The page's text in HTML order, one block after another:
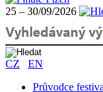
25 – 30/09/2026
CZ
EN
Průvodce